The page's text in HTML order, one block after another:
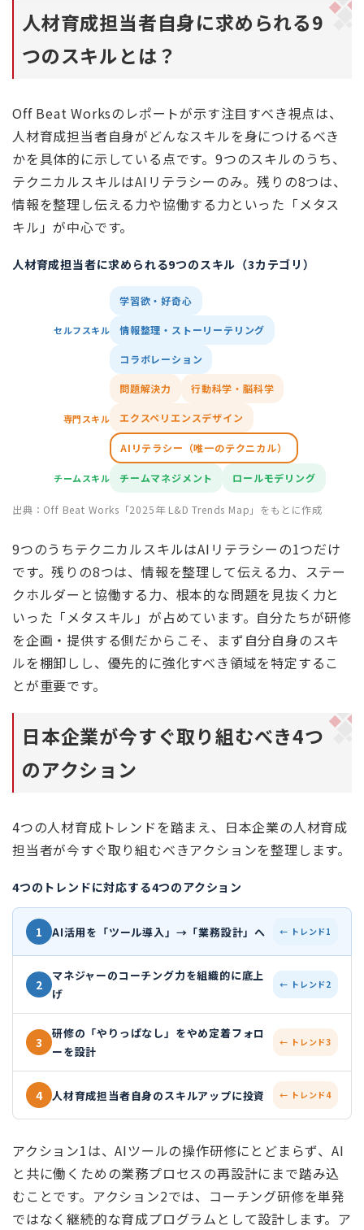
人材育成担当者自身に求められる9
つのスキルとは？
Off Beat Worksのレポートが示す注目すべき視点は、
人材育成担当者自身がどんなスキルを身につけるべき
かを具体的に示している点です。9つのスキルのうち、
テクニカルスキルはAIリテラシーのみ。残りの8つは、
情報を整理し伝える力や協働する力といった「メタス
キル」が中心です。
人材育成担当者に求められる9つのスキル（3カテゴリ）
セルフスキル
学習欲・好奇心
情報整理・ストーリーテリング
コラボレーション
専門スキル
問題解決力 行動科学・脳科学
エクスペリエンスデザイン
AIリテラシー（唯一のテクニカル）
チームスキル チームマネジメント ロールモデリング
出典：Off Beat Works「2025年 L&D Trends Map」をもとに作成
9つのうちテクニカルスキルはAIリテラシーの1つだけ
です。残りの8つは、情報を整理して伝える力、ステー
クホルダーと協働する力、根本的な問題を見抜く力と
いった「メタスキル」が占めています。自分たちが研修
を企画・提供する側だからこそ、まず自分自身のスキ
ルを棚卸しし、優先的に強化すべき領域を特定するこ
とが重要です。
日本企業が今すぐ取り組むべき4つ
のアクション
4つの人材育成トレンドを踏まえ、日本企業の人材育成
担当者が今すぐ取り組むべきアクションを整理します。
4つのトレンドに対応する4つのアクション
1 AI活用を「ツール導入」→「業務設計」へ ← トレンド1
2
マネジャーのコーチング力を組織的に底上
げ
← トレンド2
3
研修の「やりっぱなし」をやめ定着フォロ
ーを設計
← トレンド3
4 人材育成担当者自身のスキルアップに投資 ← トレンド4
アクション1は、AIツールの操作研修にとどまらず、AI
と共に働くための業務プロセスの再設計にまで踏み込
むことです。アクション2では、コーチング研修を単発
ではなく継続的な育成プログラムとして設計します。ア